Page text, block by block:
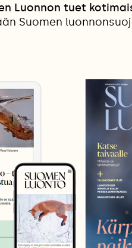
Luonnon tuet
Suomen